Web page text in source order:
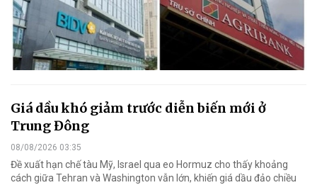
Giá dầu khó giảm trước diễn biến mới ở
Trung Đông
08/08/2026 03:35
Đề xuất hạn chế tàu Mỹ, Israel qua eo Hormuz cho thấy khoảng
cách giữa Tehran và Washington vẫn lớn, khiến giá dầu đảo chiều